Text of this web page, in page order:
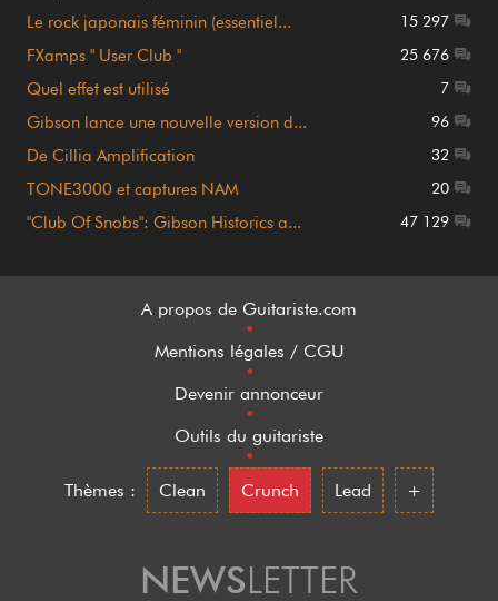
Le rock japonais féminin (essentiel... 15 297
FXamps " User Club " 25 676
Quel effet est utilisé 7
Gibson lance une nouvelle version d... 96
De Cillia Amplification 32
TONE3000 et captures NAM 20
"Club Of Snobs": Gibson Historics a... 47 129
A propos de Guitariste.com
•
Mentions légales / CGU
•
Devenir annonceur
•
Outils du guitariste
•
Thèmes :
Clean Crunch Lead +
NEWSLETTER